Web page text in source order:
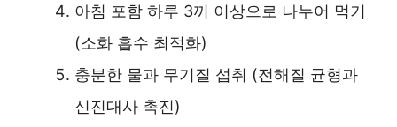
아침 포함 하루 3끼 이상으로 나누어 먹기
(소화 흡수 최적화)
충분한 물과 무기질 섭취 (전해질 균형과
신진대사 촉진)